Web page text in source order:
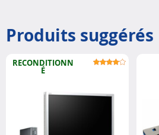
Produits suggérés
RECONDITIONN
É